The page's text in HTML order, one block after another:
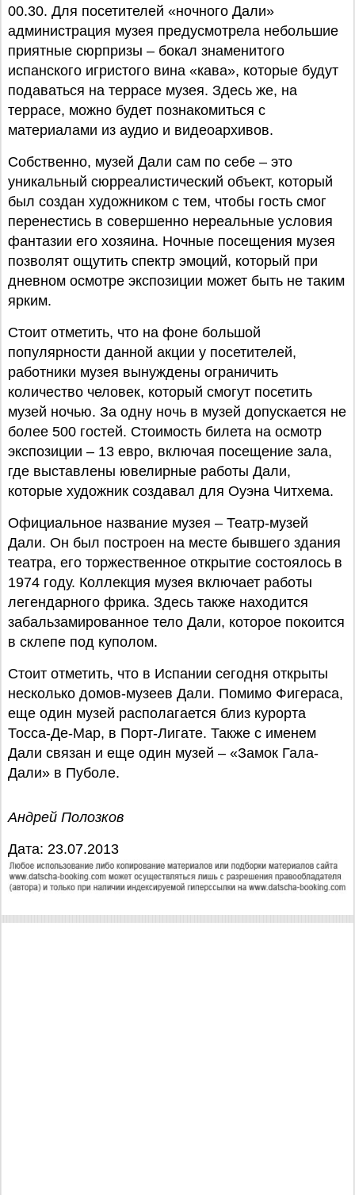
00.30. Для посетителей «ночного Дали»
администрация музея предусмотрела небольшие
приятные сюрпризы – бокал знаменитого
испанского игристого вина «кава», которые будут
подаваться на террасе музея. Здесь же, на
террасе, можно будет познакомиться с
материалами из аудио и видеоархивов.
Собственно, музей Дали сам по себе – это
уникальный сюрреалистический объект, который
был создан художником с тем, чтобы гость смог
перенестись в совершенно нереальные условия
фантазии его хозяина. Ночные посещения музея
позволят ощутить спектр эмоций, который при
дневном осмотре экспозиции может быть не таким
ярким.
Стоит отметить, что на фоне большой
популярности данной акции у посетителей,
работники музея вынуждены ограничить
количество человек, который смогут посетить
музей ночью. За одну ночь в музей допускается не
более 500 гостей. Стоимость билета на осмотр
экспозиции – 13 евро, включая посещение зала,
где выставлены ювелирные работы Дали,
которые художник создавал для Оуэна Читхема.
Официальное название музея – Театр-музей
Дали. Он был построен на месте бывшего здания
театра, его торжественное открытие состоялось в
1974 году. Коллекция музея включает работы
легендарного фрика. Здесь также находится
забальзамированное тело Дали, которое покоится
в склепе под куполом.
Стоит отметить, что в Испании сегодня открыты
несколько домов-музеев Дали. Помимо Фигераса,
еще один музей располагается близ курорта
Тосса-Де-Мар, в Порт-Лигате. Также с именем
Дали связан и еще один музей – «Замок Гала-
Дали» в Пуболе.
Андрей Полозков
Дата: 23.07.2013